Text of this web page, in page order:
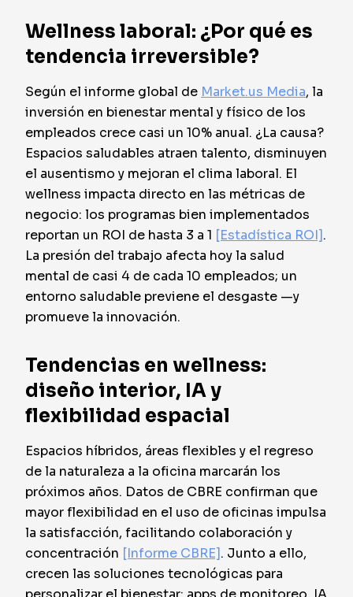
Wellness laboral: ¿Por qué es
tendencia irreversible?
Según el informe global de Market.us Media, la
inversión en bienestar mental y físico de los
empleados crece casi un 10% anual. ¿La causa?
Espacios saludables atraen talento, disminuyen
el ausentismo y mejoran el clima laboral. El
wellness impacta directo en las métricas de
negocio: los programas bien implementados
reportan un ROI de hasta 3 a 1 [Estadística ROI].
La presión del trabajo afecta hoy la salud
mental de casi 4 de cada 10 empleados; un
entorno saludable previene el desgaste —y
promueve la innovación.
Tendencias en wellness:
diseño interior, IA y
flexibilidad espacial
Espacios híbridos, áreas flexibles y el regreso
de la naturaleza a la oficina marcarán los
próximos años. Datos de CBRE confirman que
mayor flexibilidad en el uso de oficinas impulsa
la satisfacción, facilitando colaboración y
concentración [Informe CBRE]. Junto a ello,
crecen las soluciones tecnológicas para